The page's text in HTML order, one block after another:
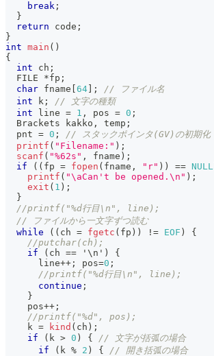
break ;
}
return code ;
}
int main ( )
{
int ch ;
  FILE
*fp ;
char fname 64 ;
// ファイル名
int k ;
// 文字の種類
int line = 1 , pos = 0 ;
  Brackets kakko
, temp ;
  pnt
= 0 ;
// スタックポインタ(GV)の初期化
printf ( "Filename:" ) ;
scanf ( "%62s" , fname ) ;
if
( ( fp = fopen ( fname , "r" ) ) == NULL
printf ( "\aCan't be opened.\n" ) ;
exit ( 1 ) ;
}
//printf("%d行目\n", line);
// ファイルから一文字ずつ読む
while
( ( ch = fgetc ( fp ) ) != EOF )
{
//putchar(ch);
if
( ch == '\n' )
{
      line
++ ; pos=0 ;
//printf("%d行目\n", line);
continue ;
}
    pos
++ ;
//printf("%d", pos);
    k
= kind ( ch ) ;
if
( k > 0 ) {
// 文字が括弧の場合
if
( k % 2 ) {
// 開き括弧の場合